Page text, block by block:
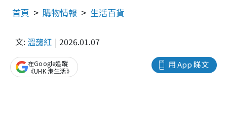
首頁 購物情報 生活百貨
文: 溫藹紅 2026.01.07
用 App 睇文
在Google追蹤
《UHK 港生活》